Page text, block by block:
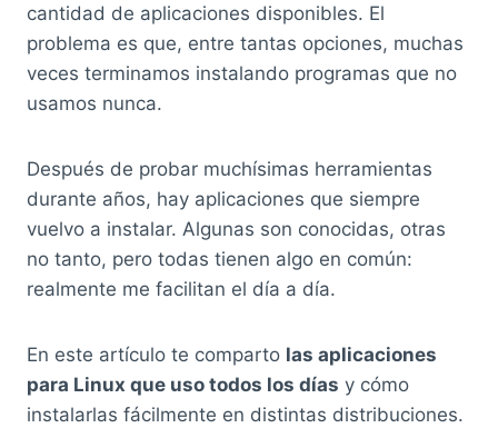
cantidad de aplicaciones disponibles. El
problema es que, entre tantas opciones, muchas
veces terminamos instalando programas que no
usamos nunca.
Después de probar muchísimas herramientas
durante años, hay aplicaciones que siempre
vuelvo a instalar. Algunas son conocidas, otras
no tanto, pero todas tienen algo en común:
realmente me facilitan el día a día.
En este artículo te comparto las aplicaciones
para Linux que uso todos los días y cómo
instalarlas fácilmente en distintas distribuciones.